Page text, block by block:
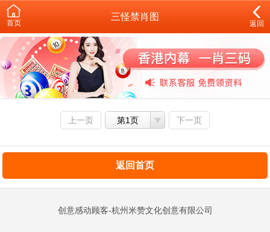
首页
三怪禁肖图
返回
上一页 第1页 下一页
返回首页
创意感动顾客-杭州米赞文化创意有限公司